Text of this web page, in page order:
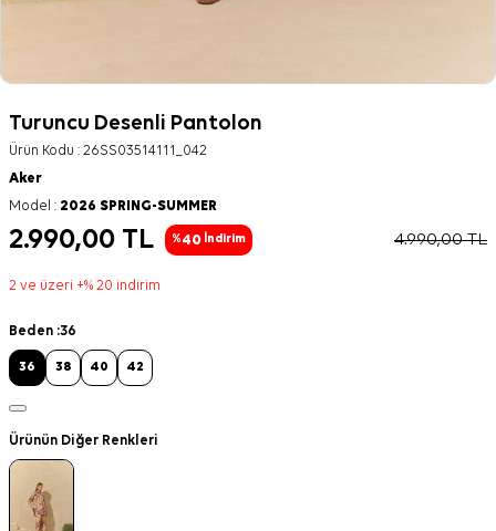
Turuncu Desenli Pantolon
Ürün Kodu : 26SS03514111_042
Aker
Model : 2026 SPRING-SUMMER
2.990,00 TL %40 İndirim 4.990,00TL
2 ve üzeri +% 20 indirim
Beden :36
36 38 40 42
Ürünün Diğer Renkleri